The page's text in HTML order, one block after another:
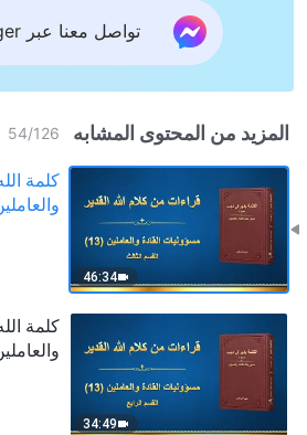
تواصل معنا عبر Messenger
المزيد من المحتوى المشابه 54/126
46:34
كلمة
والعاملين (13)
34:49
كلمة
والعاملين (13)